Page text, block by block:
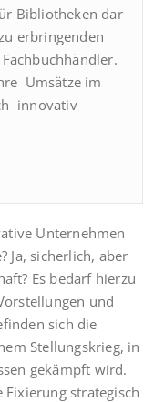
Bibliotheken dar
erbringenden
Umsätze im
innovativ
Unternehmen
Ja, sicherlich, aber
Es bedarf hierzu
und
sich die
Stellungskrieg, in
gekämpft wird.
Fixierung strategisch